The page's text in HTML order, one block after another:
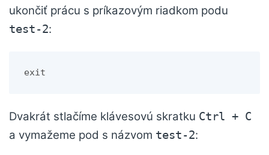
ukončiť prácu s príkazovým riadkom podu
test-2:
exit
Dvakrát stlačíme klávesovú skratku Ctrl + C
a vymažeme pod s názvom test-2: